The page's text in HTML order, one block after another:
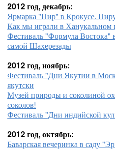
2012 год, декабрь:
Ярмарка "Пир" в Крокусе.
Как мы играли в Ханукальном
Фестиваль "Формула Востока"
самой Шахерезады
2012 год, ноябрь:
Фестиваль "Дни Якутии в
якутски
Музей природы и соколиной
соколов!
Фестиваль "Дни индийской
2012 год, октябрь:
Баварская вечеринка в саду